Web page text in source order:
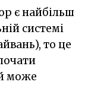
є найбільш
системі
то це
може